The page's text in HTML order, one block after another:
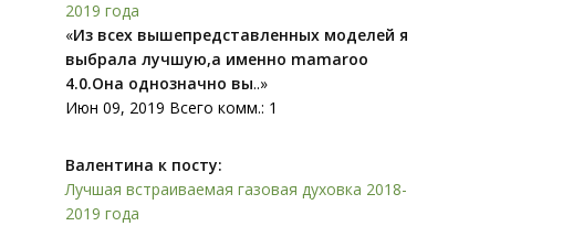
2019 года
«Из всех вышепредставленных моделей я
выбрала лучшую,а именно mamaroo
4.0.Она однозначно вы..»
Июн 09, 2019 Всего комм.: 1
Валентина к посту:
Лучшая встраиваемая газовая духовка 2018-
2019 года